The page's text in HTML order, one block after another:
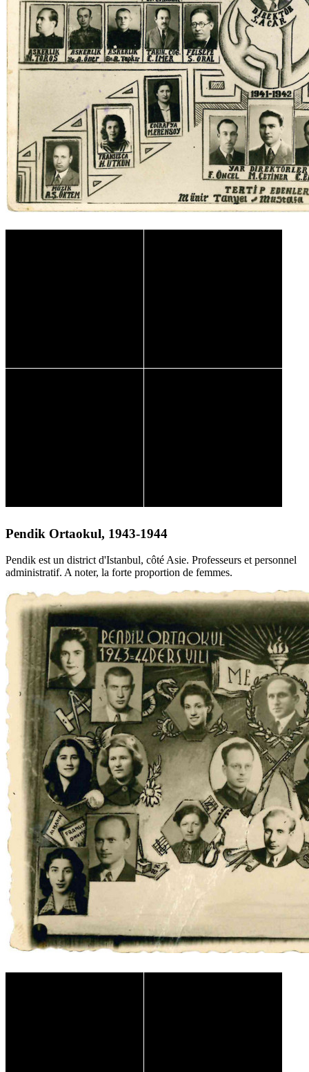
Pendik Ortaokul, 1943-1944
Pendik est un district d'Istanbul, côté Asie. Professeurs et personnel
administratif. A noter, la forte proportion de femmes.